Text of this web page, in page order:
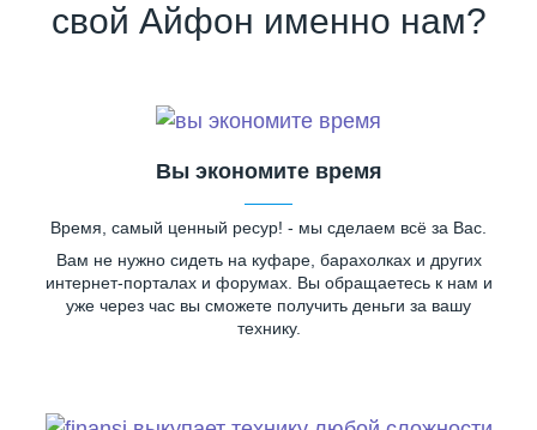
свой Айфон именно нам?
Вы экономите время
Время, самый ценный ресур! - мы сделаем всё за Вас.
Вам не нужно сидеть на куфаре, барахолках и других
интернет-порталах и форумах. Вы обращаетесь к нам и
уже через час вы сможете получить деньги за вашу
технику.